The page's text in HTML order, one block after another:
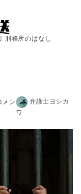
刑務所のはなし
メン
弁護士ヨシカ
ワ